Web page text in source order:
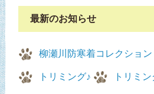
最新のお知らせ
柳瀬川防寒着コレクション
トリミング♪ トリミン